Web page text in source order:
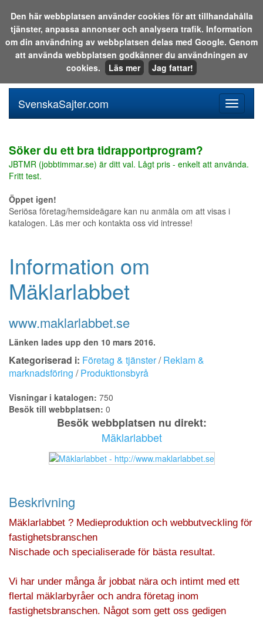
Sök i katalogen eller på webben:
meny
SvenskaSajter.com
Söker du ett bra tidrapportprogram?
JBTMR (jobbtimmar.se) är ditt val. Lågt pris - enkelt att använda.
Fritt test.
Öppet igen!
Seriösa företag/hemsideägare kan nu anmäla om att visas i
katalogen. Läs mer och kontakta oss vid intresse!
Information om
Mäklarlabbet
www.maklarlabbet.se
Länken lades upp den 10 mars 2016.
Kategoriserad i: Företag & tjänster/Reklam &
marknadsföring /Produktionsbyrå
Visningar i katalogen: 750
Besök till webbplatsen: 0
Besök webbplatsen nu direkt:
Mäklarlabbet
Beskrivning
Mäklarlabbet ? Medieproduktion och webbutveckling för
fastighetsbranschen
Nischade och specialiserade för bästa resultat.
Vi har under många år jobbat nära och intimt med ett
flertal mäklarbyråer och andra företag inom
fastighetsbranschen. Något som gett oss gedigen
Den här webbplatsen använder cookies för att tillhandahålla
tjänster, anpassa annonser och analysera trafik. Information
om din användning av webbplatsen delas med Google. Genom
att använda webbplatsen godkänner du användningen av
cookies.
Läs mer Jag fattar!